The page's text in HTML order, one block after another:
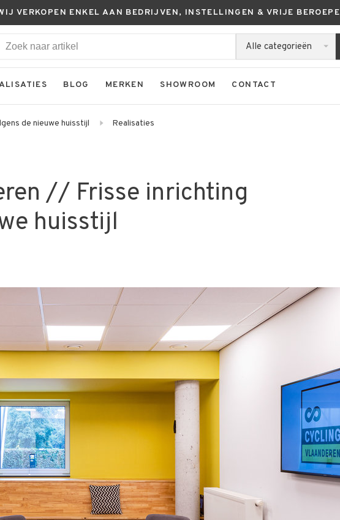
VERKOPEN ENKEL AAN BEDRIJVEN, INSTELLINGEN & VRIJE
Alle categorieën
BLOG MERKEN SHOWROOM CONTACT
de nieuwe huisstijl Realisaties
// Frisse inrichting
huisstijl